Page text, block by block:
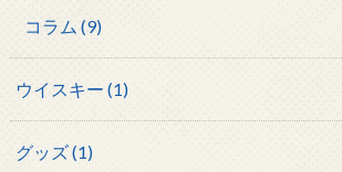
コラム (9)
ウイスキー (1)
グッズ(1)